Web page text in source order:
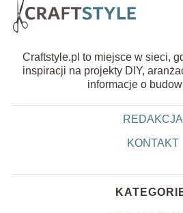
Craftstyle.pl to miejsce w sieci,
inspiracji na projekty DIY,
informacje o
REDAKCJA
KONTAKT